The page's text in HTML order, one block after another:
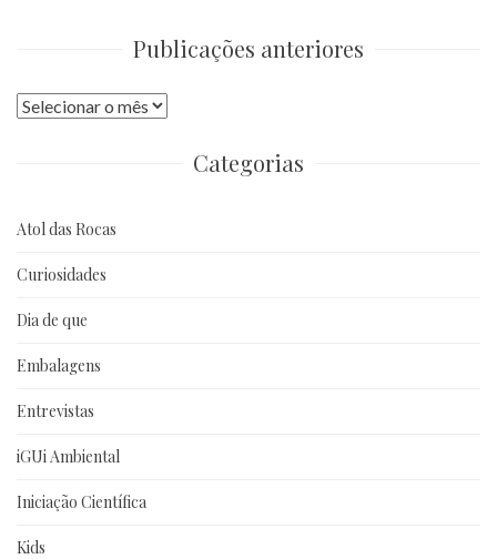
Publicações anteriores
Publicações
Categorias
Atol das Rocas
Curiosidades
Dia de que
Embalagens
Entrevistas
iGUi Ambiental
Iniciação Científica
Kids